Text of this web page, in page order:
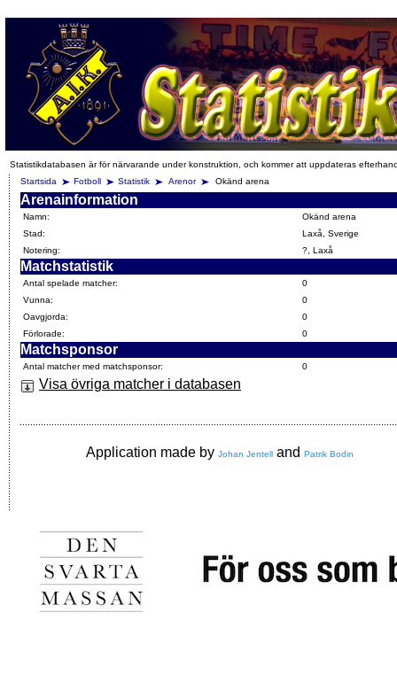
Statistikdatabasen är för närvarande under konstruktion, och kommer att uppdateras
Startsida
Fotboll Statistik Arenor Okänd arena
Arenainformation
Namn:
Okänd arena
Stad:
Laxå, Sverige
Notering:
?, Laxå
Matchstatistik
Antal spelade matcher:
0
Vunna:
0
Oavgjorda:
0
Förlorade:
0
Matchsponsor
Antal matcher med matchsponsor: 0
Visa övriga matcher i databasen
Application made by Johan Jentell and Patrik Bodin